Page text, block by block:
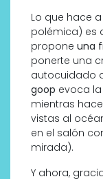
Lo que hace a
polémica) es
propone una
ponerte una
autocuidado
goop evoca
mientras
vistas al
en el salón
mirada).
Y ahora,